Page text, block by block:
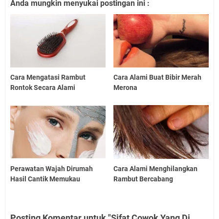
Anda mungkin menyukai postingan ini :
Cara Mengatasi Rambut
Rontok Secara Alami
Cara Alami Buat Bibir Merah
Merona
Perawatan Wajah Dirumah
Hasil Cantik Memukau
Cara Alami Menghilangkan
Rambut Bercabang